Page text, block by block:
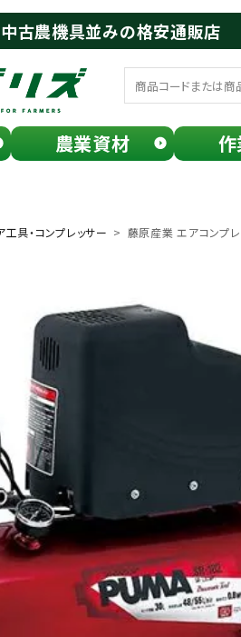
中古農機具並みの格安通販店
農業資材
search
工具・コンプレッサー 藤原産業 エアコンプ